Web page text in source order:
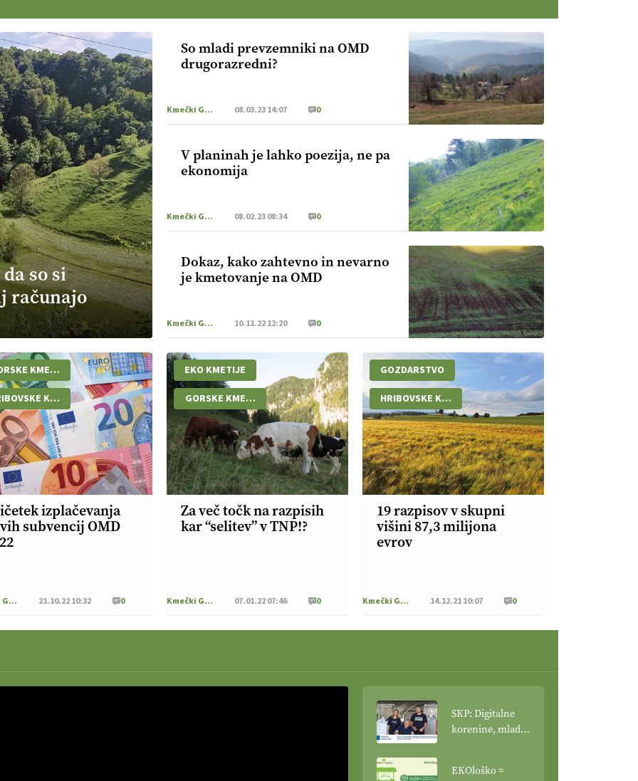
so si
računajo
So mladi prevzemniki na OMD
drugorazredni?
Kmečki Glas 08.03.23 14:07 0
V planinah je lahko poezija, ne pa
ekonomija
Kmečki Glas 08.02.23 08:34 0
Dokaz, kako zahtevno in nevarno
je kmetovanje na OMD
Kmečki Glas 10.11.22 12:20 0
KMETIJE
KMETIJE
izplačevanja
subvencij OMD
Kmečki Glas 21.10.22 10:32 0
EKO KMETIJE
GORSKE KMETIJE
Za več točk na razpisih
kar “selitev” v TNP!?
Kmečki Glas 07.01.22 07:46 0
GOZDARSTVO
HRIBOVSKE KMETIJE
19 razpisov v skupni
višini 87,3 milijona
evrov
Kmečki Glas 14.12.21 10:07 0
SKP: Digitalne
korenine, mladi
kmetija ŽIGART
EKOloško =